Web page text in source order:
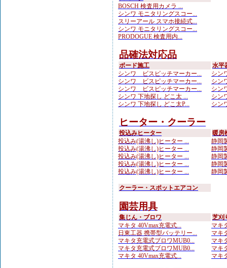
BOSCH 検査用カメラ ...
シンワ モニタリングスコー...
スリーアール スマホ接続式...
シンワ モニタリングスコー...
PRODOGUE 検査用内...
品確法対応品
ボード施工
シンワ ビスピッチマーカー...
シンワ ビスピッチマーカー...
シンワ ビスピッチマーカー...
シンワ 下地探し どこ太 ...
シンワ 下地探し どこ太P...
水平
シン
シン
シン
シン
シン
ヒーター・クーラー
投込みヒーター
投込み(湯沸し)ヒーター ...
投込み(湯沸し)ヒーター ...
投込み(湯沸し)ヒーター ...
投込み(湯沸し)ヒーター ...
投込み(湯沸し)ヒーター ...
暖房
静岡
静岡
静岡
静岡
静岡
クーラー・スポットエアコン
園芸用具
集じん・ブロワ
マキタ 40Vmax充電式...
日東工器 携帯型バッテリー...
マキタ充電式ブロワMUB0...
マキタ充電式ブロワMUB0...
マキタ 40Vmax充電式...
芝刈
マキ
マキ
マキ
マキ
マキ